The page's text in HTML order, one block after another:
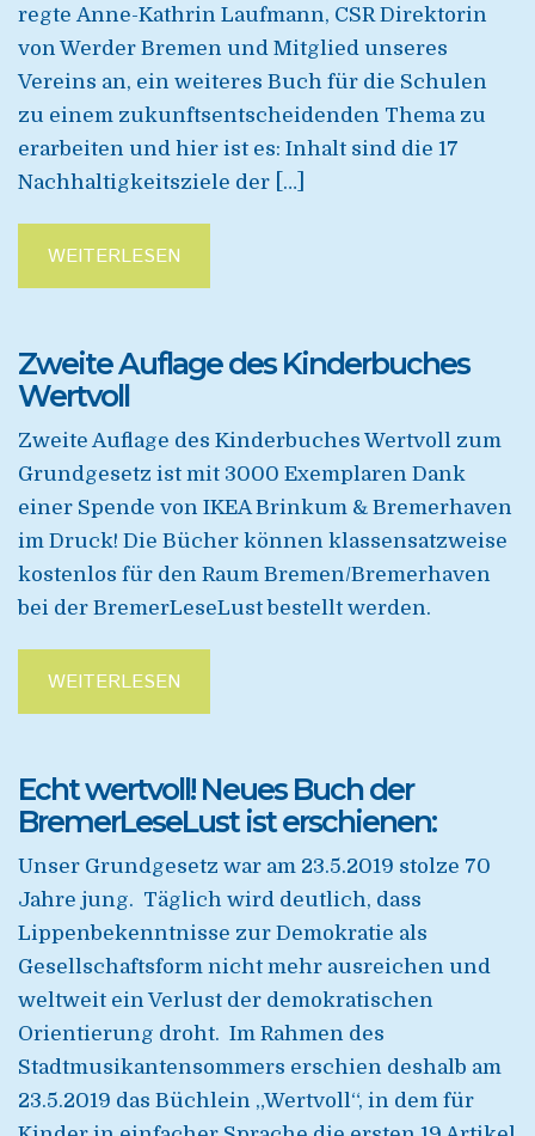
regte Anne-Kathrin Laufmann, CSR Direktorin
von Werder Bremen und Mitglied unseres
Vereins an, ein weiteres Buch für die Schulen
zu einem zukunftsentscheidenden Thema zu
erarbeiten und hier ist es: Inhalt sind die 17
Nachhaltigkeitsziele der […]
WEITERLESEN
Zweite Auflage des Kinderbuches
Wertvoll
Zweite Auflage des Kinderbuches Wertvoll zum
Grundgesetz ist mit 3000 Exemplaren Dank
einer Spende von IKEA Brinkum & Bremerhaven
im Druck! Die Bücher können klassensatzweise
kostenlos für den Raum Bremen/Bremerhaven
bei der BremerLeseLust bestellt werden.
WEITERLESEN
Echt wertvoll! Neues Buch der
BremerLeseLust ist erschienen:
Unser Grundgesetz war am 23.5.2019 stolze 70
Jahre jung. Täglich wird deutlich, dass
Lippenbekenntnisse zur Demokratie als
Gesellschaftsform nicht mehr ausreichen und
weltweit ein Verlust der demokratischen
Orientierung droht. Im Rahmen des
Stadtmusikantensommers erschien deshalb am
23.5.2019 das Büchlein „Wertvoll“, in dem für